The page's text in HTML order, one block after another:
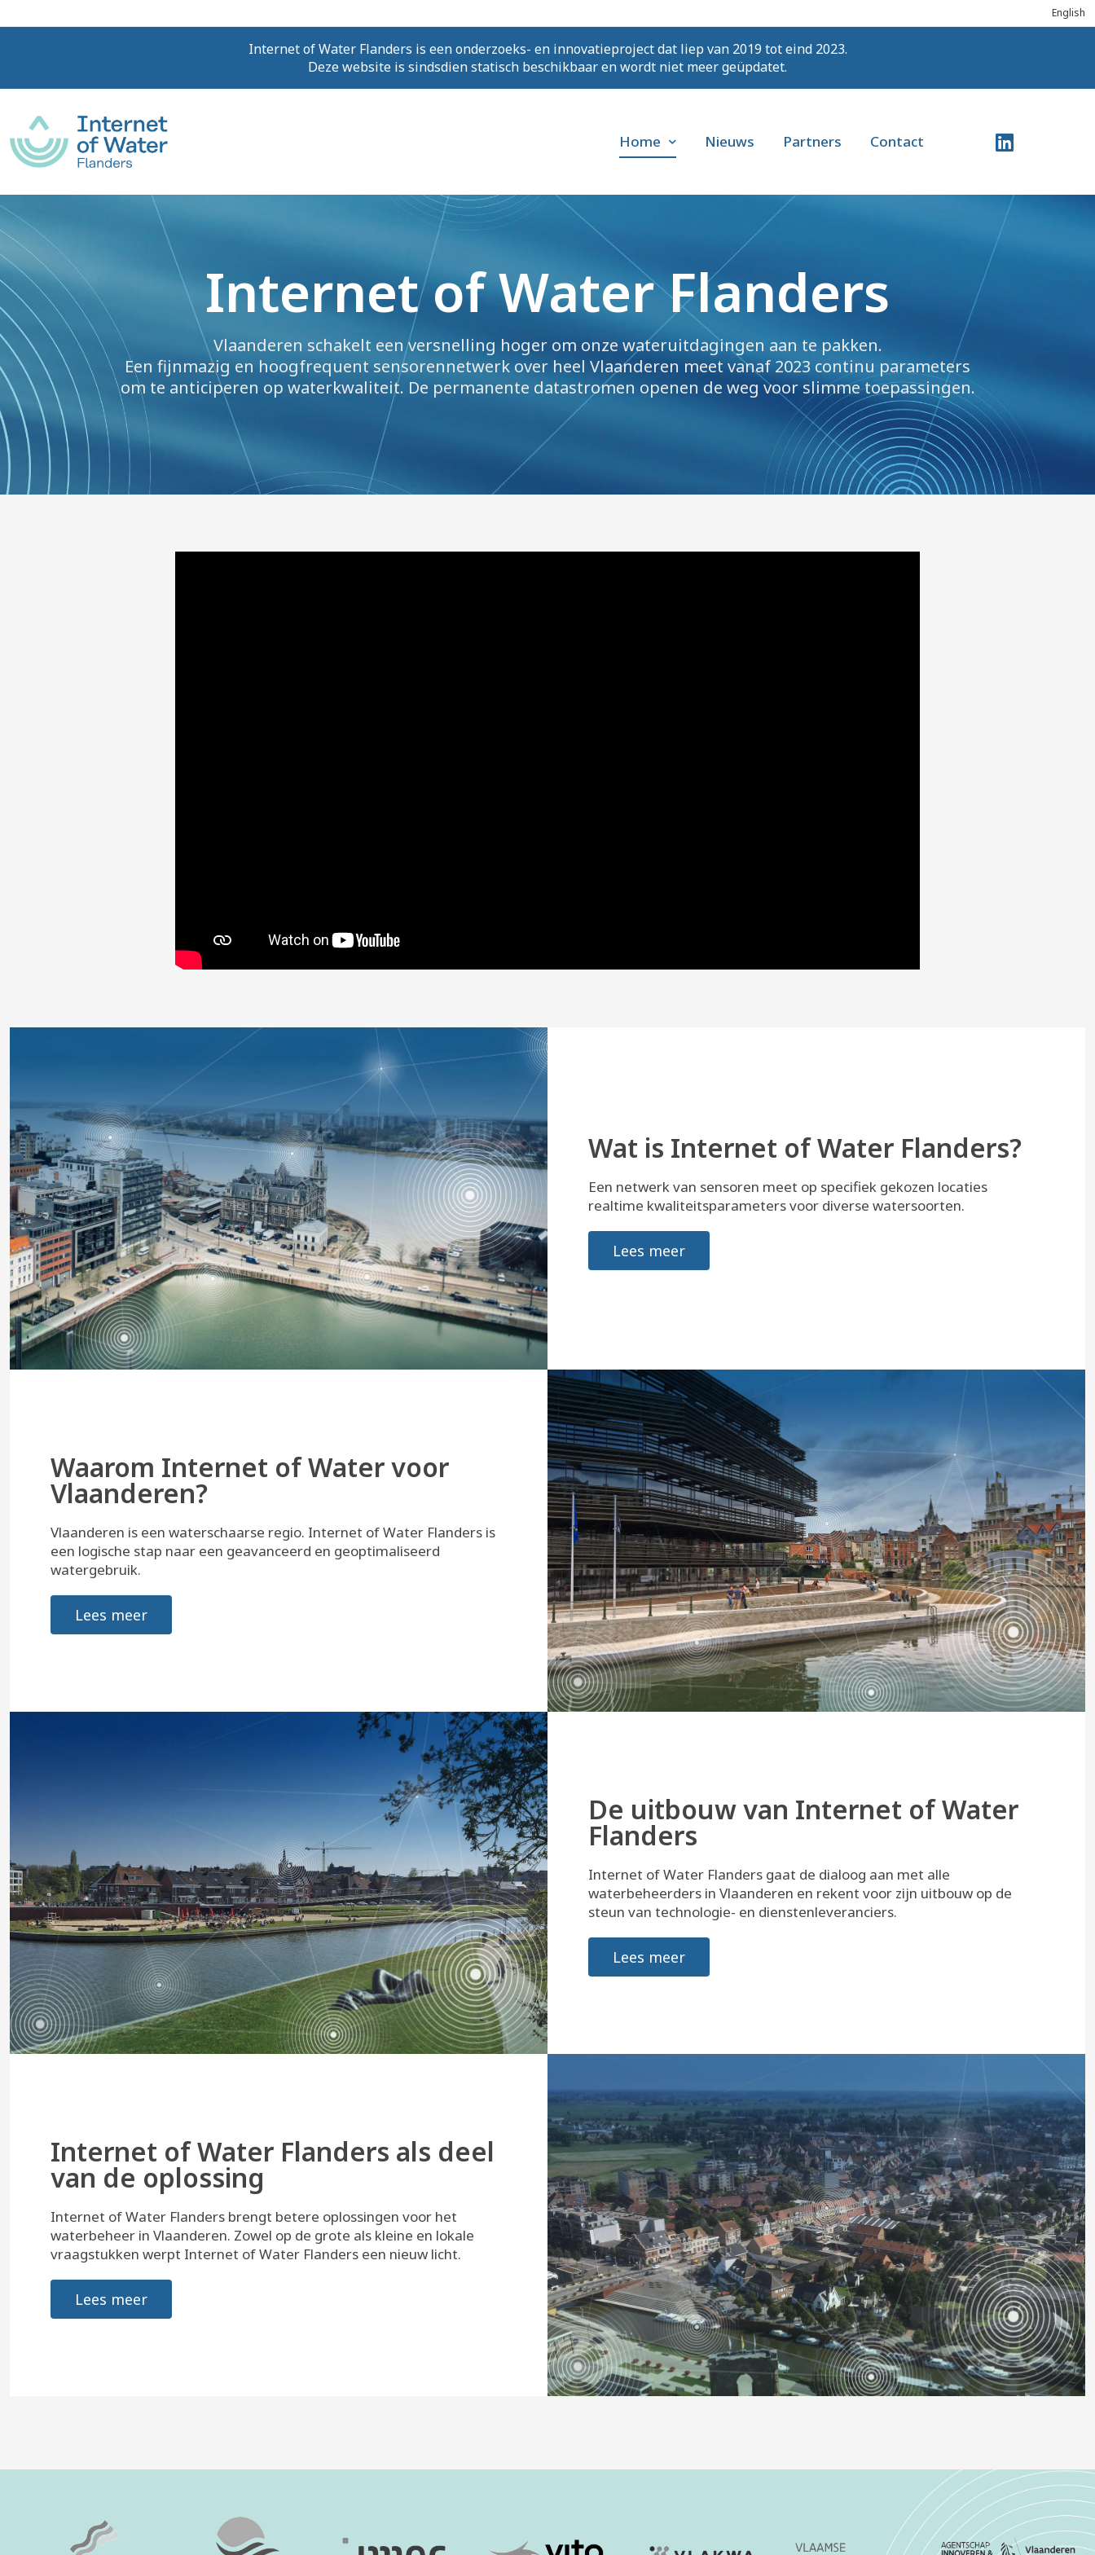
English
Internet of Water Flanders is een onderzoeks- en innovatieproject dat liep van 2019 tot eind 2023.
Deze website is sindsdien statisch beschikbaar en wordt niet meer geüpdatet.
Home Nieuws Partners Contact
Internet of Water Flanders
Vlaanderen schakelt een versnelling hoger om onze wateruitdagingen aan te pakken.
Een fijnmazig en hoogfrequent sensorennetwerk over heel Vlaanderen meet vanaf 2023 continu parameters
om te anticiperen op waterkwaliteit. De permanente datastromen openen de weg voor slimme toepassingen.
Wat is Internet of Water Flanders?
Een netwerk van sensoren meet op specifiek gekozen locaties
realtime kwaliteitsparameters voor diverse watersoorten.
Lees meer
Waarom Internet of Water voor
Vlaanderen?
Vlaanderen is een waterschaarse regio. Internet of Water Flanders is
een logische stap naar een geavanceerd en geoptimaliseerd
watergebruik.
Lees meer
De uitbouw van Internet of Water
Flanders
Internet of Water Flanders gaat de dialoog aan met alle
waterbeheerders in Vlaanderen en rekent voor zijn uitbouw op de
steun van technologie- en dienstenleveranciers.
Lees meer
Internet of Water Flanders als deel
van de oplossing
Internet of Water Flanders brengt betere oplossingen voor het
waterbeheer in Vlaanderen. Zowel op de grote als kleine en lokale
vraagstukken werpt Internet of Water Flanders een nieuw licht.
Lees meer